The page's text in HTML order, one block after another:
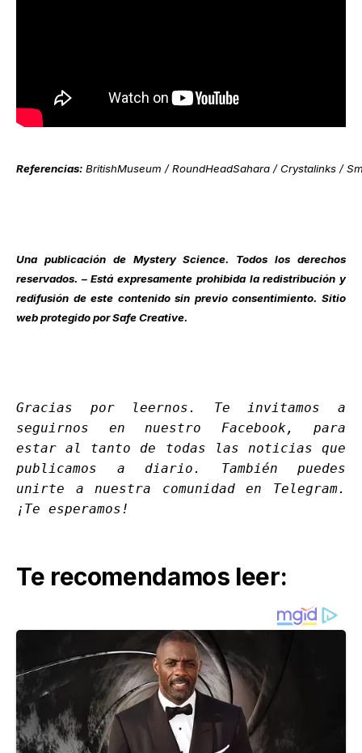
Referencias: BritishMuseum / RoundHeadSahara / Crystalinks /
Una publicación de Mystery Science. Todos los derechos
reservados. – Está expresamente prohibida la redistribución y
redifusión de este contenido sin previo consentimiento. Sitio
web protegido por Safe Creative.
Gracias por leernos. Te invitamos a
seguirnos en nuestro Facebook , para
estar al tanto de todas las noticias que
publicamos a diario. También puedes
unirte a nuestra comunidad en Telegram.
¡Te esperamos!
Te recomendamos leer: